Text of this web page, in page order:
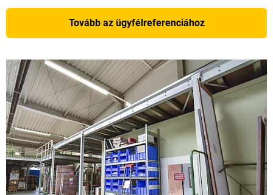
Tovább az ügyfélreferenciához